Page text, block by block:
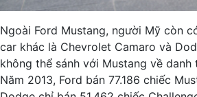
Ngoài Ford Mustang, người Mỹ còn
car khác là Chevrolet Camaro và
không thể sánh với Mustang về danh
Năm 2013, Ford bán 77.186 chiếc